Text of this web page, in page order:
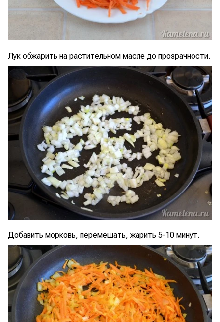
Лук обжарить на растительном масле до прозрачности.
Добавить морковь, перемешать, жарить 5-10 минут.